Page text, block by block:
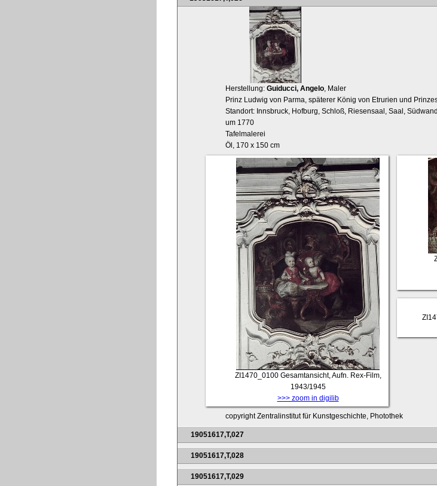
Herstellung: Guiducci, Angelo, Maler
Prinz Ludwig von Parma, späterer König von Etrurien und
Standort: Innsbruck, Hofburg, Schloß, Riesensaal, Saal,
um 1770
Tafelmalerei
Öl, 170 x 150 cm
ZI1470_0100 Gesamtansicht, Aufn. Rex-Film,
1943/1945
>>> zoom in digilib
copyright Zentralinstitut für Kunstgeschichte, Photothek
19051617,T,027
19051617,T,028
19051617,T,029